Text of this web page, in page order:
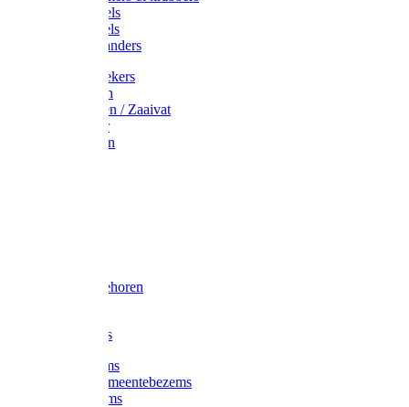
Hartschoffels
Ruitschoffels
Onkruidbranders
Graskantstekers
Verticuteren
Strooiwagen / Zaaivat
Grasmaaier
Grasscharen
Slede toebehoren
Composters
Straatbezems
Stads- / Gemeentebezems
Terrasbezems